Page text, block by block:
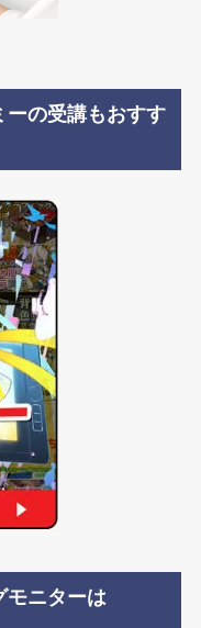
ーの受講もおすす
モニターは